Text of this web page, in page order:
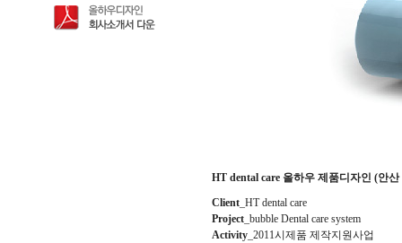
HT dental care 올하우 제품디자인 (안산
Client _HT dental care
Project _bubble Dental care system
Activity _2011시제품 제작지원사업